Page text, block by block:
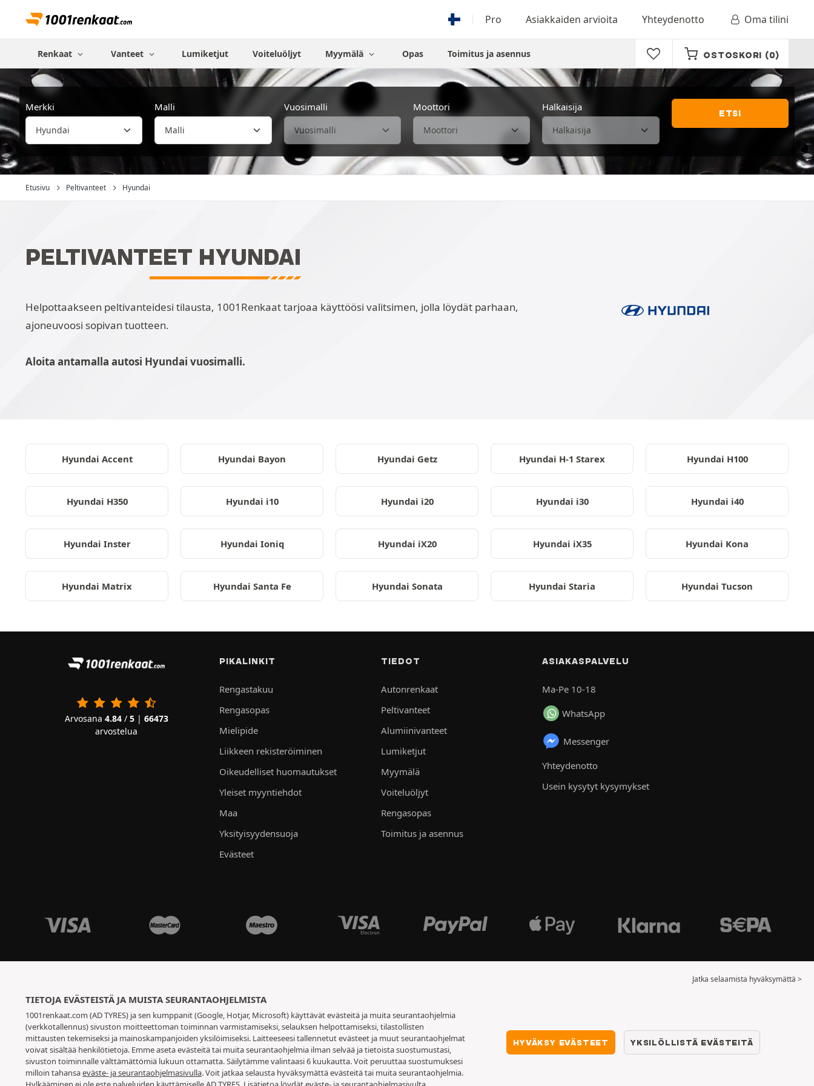
Pro Asiakkaiden arvioita Yhteydenotto Oma tilini
Renkaat Vanteet Lumiketjut Voiteluöljyt Myymälä Opas Toimitus ja asennus OSTOSKORI (0)
Merkki Malli Vuosimalli Moottori Halkaisija
ETSI
Etusivu Peltivanteet Hyundai
PELTIVANTEET HYUNDAI
Helpottaakseen peltivanteidesi tilausta, 1001Renkaat tarjoaa käyttöösi valitsimen, jolla löydät parhaan,
ajoneuvoosi sopivan tuotteen.
Aloita antamalla autosi Hyundai vuosimalli.
Hyundai Accent Hyundai Bayon Hyundai Getz Hyundai H-1 Starex Hyundai H100
Hyundai H350 Hyundai i10 Hyundai i20 Hyundai i30 Hyundai i40
Hyundai Inster Hyundai Ioniq Hyundai iX20 Hyundai iX35 Hyundai Kona
Hyundai Matrix Hyundai Santa Fe Hyundai Sonata Hyundai Staria Hyundai Tucson
Arvosana 4.84/ 5| 66473
arvostelua
PIKALINKIT
Rengastakuu
Rengasopas
Mielipide
Liikkeen rekisteröiminen
Oikeudelliset huomautukset
Yleiset myyntiehdot
Maa
Yksityisyydensuoja
Evästeet
TIEDOT
Autonrenkaat
Peltivanteet
Alumiinivanteet
Lumiketjut
Myymälä
Voiteluöljyt
Rengasopas
Toimitus ja asennus
ASIAKASPALVELU
Ma-Pe 10-18
WhatsApp
Messenger
Yhteydenotto
Usein kysytyt kysymykset
Jatka selaamista hyväksymättä >
TIETOJA EVÄSTEISTÄ JA MUISTA SEURANTAOHJELMISTA
1001renkaat.com (AD TYRES) ja sen kumppanit (Google, Hotjar, Microsoft) käyttävät evästeitä ja muita seurantaohjelmia
(verkkotallennus) sivuston moitteettoman toiminnan varmistamiseksi, selauksen helpottamiseksi, tilastollisten
mittausten tekemiseksi ja mainoskampanjoiden yksilöimiseksi. Laitteeseesi tallennetut evästeet ja muut seurantaohjelmat
voivat sisältää henkilötietoja. Emme aseta evästeitä tai muita seurantaohjelmia ilman selvää ja tietoista suostumustasi,
sivuston toiminnalle välttämättömiä lukuun ottamatta. Säilytämme valintaasi 6 kuukautta. Voit peruuttaa suostumuksesi
milloin tahansaeväste- ja seurantaohjelmasivulla. Voit jatkaa selausta hyväksymättä evästeitä tai muita seurantaohjelmia.
HYVÄKSY EVÄSTEET YKSILÖLLISTÄ EVÄSTEITÄ